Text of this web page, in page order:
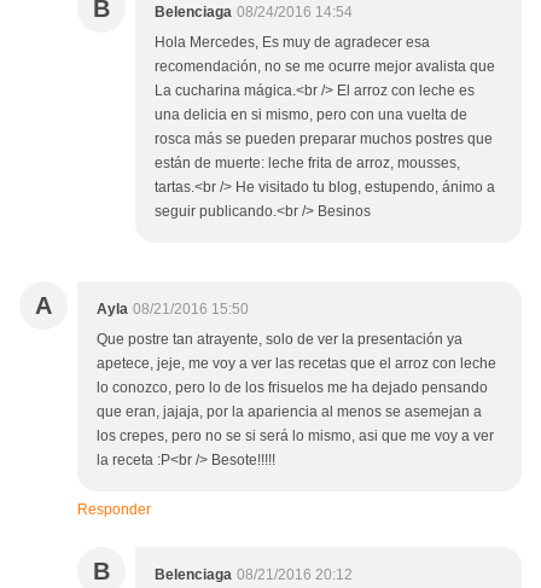
B Belenciaga 08/24/2016 14:54
Hola Mercedes, Es muy de agradecer esa
recomendación, no se me ocurre mejor avalista que
La cucharina mágica.<br /> El arroz con leche es
una delicia en si mismo, pero con una vuelta de
rosca más se pueden preparar muchos postres que
están de muerte: leche frita de arroz, mousses,
tartas.<br /> He visitado tu blog, estupendo, ánimo a
seguir publicando.<br /> Besinos
A Ayla 08/21/2016 15:50
Que postre tan atrayente, solo de ver la presentación ya
apetece, jeje, me voy a ver las recetas que el arroz con leche
lo conozco, pero lo de los frisuelos me ha dejado pensando
que eran, jajaja, por la apariencia al menos se asemejan a
los crepes, pero no se si será lo mismo, asi que me voy a ver
la receta :P<br /> Besote!!!!!
Responder
B Belenciaga 08/21/2016 20:12